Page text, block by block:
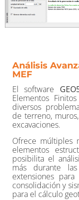
Análisis
MEF
El software
Elementos
diversos
de terreno,
excavaciones.
Ofrece múltiples
elementos
posibilita el
más durante
extensiones
consolidación y
para el cálculo